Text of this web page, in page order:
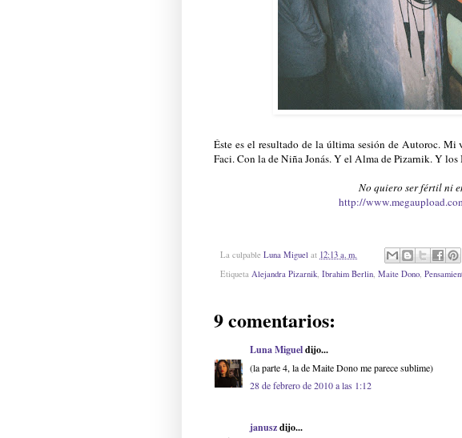
Éste es el resultado de la última sesión de Autoroc.
Faci. Con la de Niña Jonás. Y el Alma de Pizarnik. Y los
No quiero ser fértil ni
http://
La culpable Luna Miguel at 12:13 a. m.
Etiqueta Alejandra Pizarnik, Ibrahim Berlin, Maite Dono,
9 comentarios:
Luna Migueldijo...
(la parte 4, la de Maite Dono me parece sublime)
28 de febrero de 2010 a las 1:12
januszdijo...